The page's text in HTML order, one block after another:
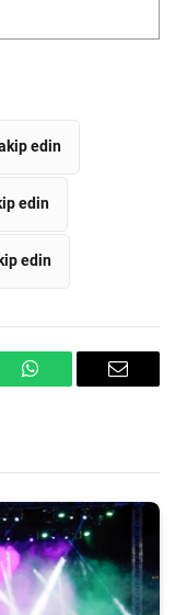
edin
edin
edin
WhatsAppEmail